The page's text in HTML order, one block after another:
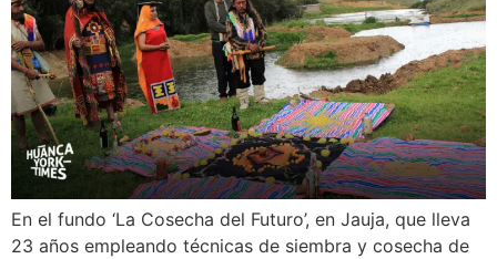
En el fundo ‘La Cosecha del Futuro’, en Jauja, que lleva
23 años empleando técnicas de siembra y cosecha de